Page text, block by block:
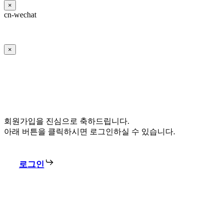
×
cn-wechat
×
회원가입을 진심으로 축하드립니다.
아래 버튼을 클릭하시면 로그인하실 수 있습니다.
로그인